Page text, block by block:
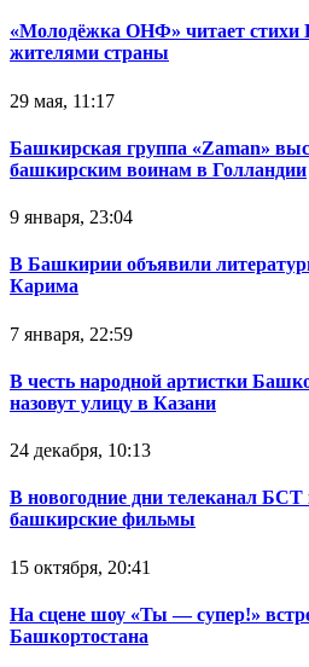
«Молодёжка ОНФ» читает стихи
жителями страны
29 мая, 11:17
Башкирская группа «Zaman»
башкирским воинам в Голландии
9 января, 23:04
В Башкирии объявили
Карима
7 января, 22:59
В честь народной артистки
назовут улицу в Казани
24 декабря, 10:13
В новогодние дни телеканал
башкирские фильмы
15 октября, 20:41
На сцене шоу «Ты — супер!»
Башкортостана